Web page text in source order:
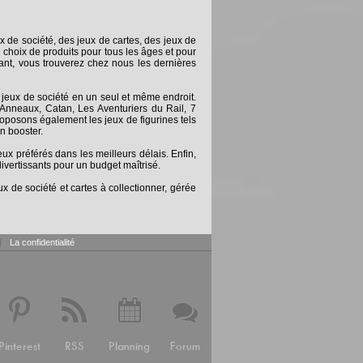
de société, des jeux de cartes, des jeux de
de produits pour tous les âges et pour
vous trouverez chez nous les dernières
de société en un seul et même endroit.
Catan, Les Aventuriers du Rail, 7
également les jeux de figurines tels
booster.
préférés dans les meilleurs délais. Enfin,
pour un budget maîtrisé.
de société et cartes à collectionner, gérée
| La confidentialité
Pinterest RSS Planning Forum